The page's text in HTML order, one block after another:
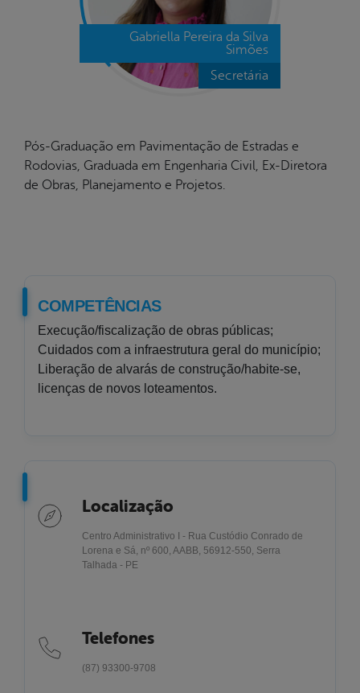
Gabriella Pereira da Silva
Simões
Secretária
Pós-Graduação em Pavimentação de Estradas e
Rodovias, Graduada em Engenharia Civil, Ex-Diretora
de Obras, Planejamento e Projetos.
COMPETÊNCIAS
Execução/fiscalização de obras públicas;
Cuidados com a infraestrutura geral do município;
Liberação de alvarás de construção/habite-se,
licenças de novos loteamentos.
Localização
Centro Administrativo I - Rua Custódio Conrado de
Lorena e Sá, nº 600, AABB, 56912-550, Serra
Talhada - PE
Telefones
(87) 93300-9708